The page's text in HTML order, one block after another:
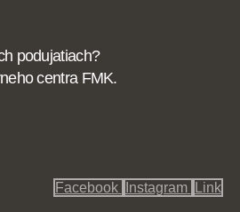
podujatiach?
centra FMK.
Facebook Instagram Link